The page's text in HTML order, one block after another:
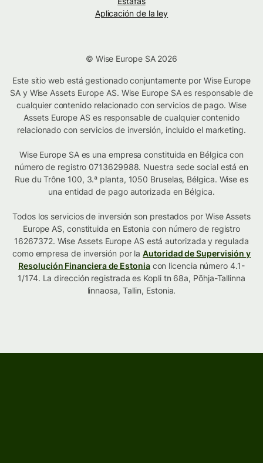
Aplicación de la ley
© Wise Europe SA 2026
Este sitio web está gestionado conjuntamente por Wise Europe
SA y Wise Assets Europe AS. Wise Europe SA es responsable de
cualquier contenido relacionado con servicios de pago. Wise
Assets Europe AS es responsable de cualquier contenido
relacionado con servicios de inversión, incluido el marketing.
Wise Europe SA es una empresa constituida en Bélgica con
número de registro 0713629988. Nuestra sede social está en
Rue du Trône 100, 3.ª planta, 1050 Bruselas, Bélgica. Wise es
una entidad de pago autorizada en Bélgica.
Todos los servicios de inversión son prestados por Wise Assets
Europe AS, constituida en Estonia con número de registro
16267372. Wise Assets Europe AS está autorizada y regulada
como empresa de inversión por laAutoridad de Supervisión y
Resolución Financiera de Estoniacon licencia número 4.1-
1/174. La dirección registrada es Kopli tn 68a, Põhja-Tallinna
linnaosa, Tallin, Estonia.